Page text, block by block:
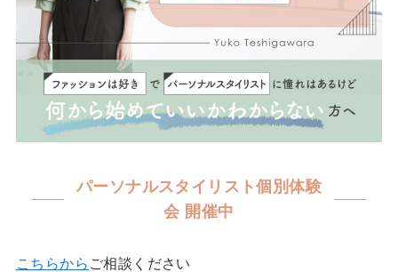
パーソナルスタイリスト個別体験
会 開催中
こちらから ご相談ください